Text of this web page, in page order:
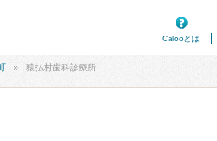
Calooとは
猿払村歯科診療所